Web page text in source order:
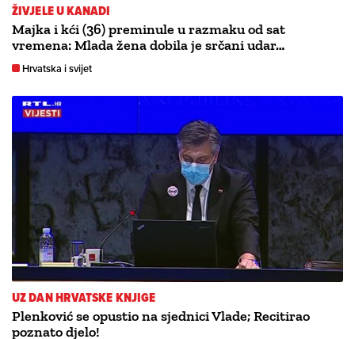
ŽIVJELE U KANADI
Majka i kći (36) preminule u razmaku od sat
vremena: Mlada žena dobila je srčani udar…
Hrvatska i svijet
UZ DAN HRVATSKE KNJIGE
Plenković se opustio na sjednici Vlade; Recitirao
poznato djelo!